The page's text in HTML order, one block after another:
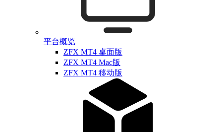
平台概览
ZFX MT4 桌面版
ZFX MT4 Mac版
ZFX MT4 移动版